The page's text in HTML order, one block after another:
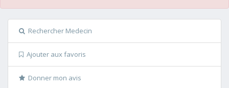
Rechercher Medecin
Ajouter aux favoris
Donner mon avis